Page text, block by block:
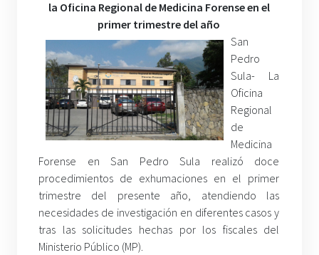
la Oficina Regional de Medicina Forense en el
primer trimestre del año
San
Pedro
Sula- La
Oficina
Regional
de
Medicina
Forense en San Pedro Sula realizó doce
procedimientos de exhumaciones en el primer
trimestre del presente año, atendiendo las
necesidades de investigación en diferentes casos y
tras las solicitudes hechas por los fiscales del
Ministerio Público (MP).